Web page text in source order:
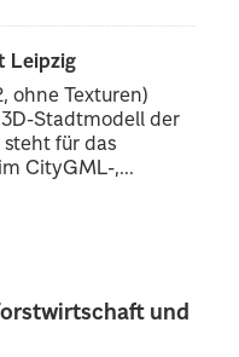
und
Leipzig
ohne Texturen)
Stadtmodell der
für das
CityGML-,...